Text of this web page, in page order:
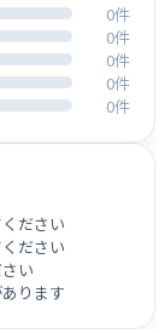
0件
0件
0件
0件
0件
ださい
ださい
い
ります